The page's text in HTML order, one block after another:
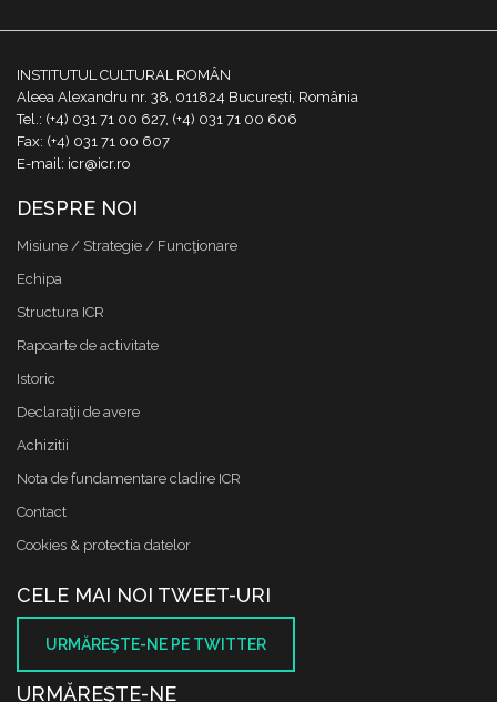
INSTITUTUL CULTURAL ROMÂN
Aleea Alexandru nr. 38, 011824 București, România
Tel.: (+4) 031 71 00 627, (+4) 031 71 00 606
Fax: (+4) 031 71 00 607
E-mail: icr@icr.ro
DESPRE NOI
Misiune / Strategie / Funcţionare
Echipa
Structura ICR
Rapoarte de activitate
Istoric
Declaraţii de avere
Achizitii
Nota de fundamentare cladire ICR
Contact
Cookies & protectia datelor
CELE MAI NOI TWEET-URI
URMĂREŞTE-NE PE TWITTER
URMĂREŞTE-NE